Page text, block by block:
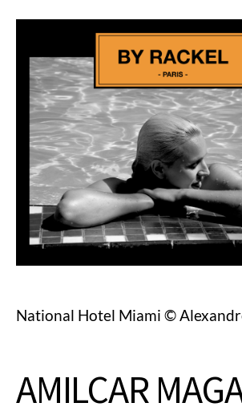
National Hotel Miami ©
AMILCAR